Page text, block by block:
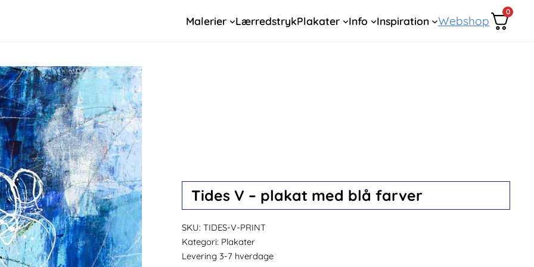
Malerier LærredstrykPlakater Info Inspiration Webshop
0
Tides V – plakat med blå farver
SKU: TIDES-V-PRINT
Kategori: Plakater
Levering 3-7 hverdage